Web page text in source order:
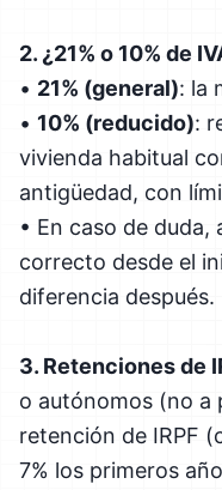
2. ¿21% o 10% de
• 21% (general): la
• 10% (reducido):
vivienda habitual
antigüedad, con
• En caso de duda,
correcto desde el
diferencia después.
3. Retenciones de
o autónomos (no a
retención de IRPF
7% los primeros